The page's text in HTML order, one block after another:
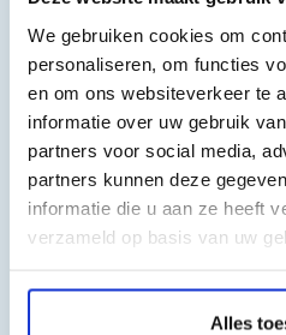
We gebruiken cookies om
personaliseren, om functies
en om ons websiteverkeer te
informatie over uw gebruik
partners voor social media,
partners kunnen deze
informatie die u aan ze heeft
verzameld op basis van uw
Alles
HP Photosmart D5460
HP Photosmart P 105
HP Photosmart Plus B209
HP Photosmart Plus E
HP Photosmart Plus
HP Photosmart Premium
HP Photosmart Premium
HP Photosmart Premium
HP Photosmart Premium
HP Photosmart Premium Fax
HP Photosmart Premium Fax
HP Photosmart Premium
HP Photosmart PremiumC